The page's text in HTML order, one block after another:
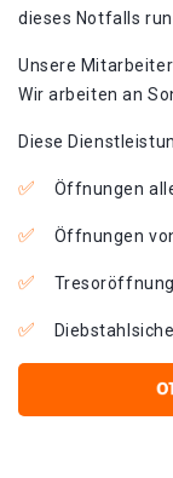
dieses Notfalls
Unsere
Wir arbeiten an
Diese
Öffnungen
Öffnungen
Tresoröffnung